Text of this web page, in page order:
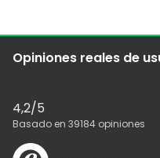
Opiniones reales de
4,2/5
Basado en 39184 opiniones